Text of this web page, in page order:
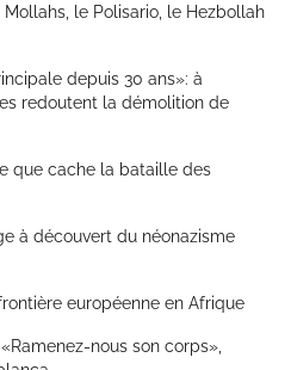
le Polisario, le Hezbollah
depuis 30 ans»: à
redoutent la démolition de
que cache la bataille des
à découvert du néonazisme
européenne en Afrique
nous son corps»,